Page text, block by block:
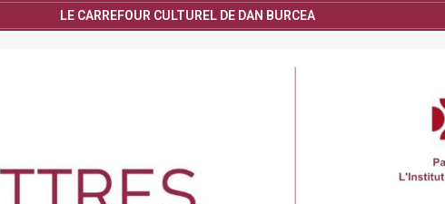
LE CARREFOUR CULTUREL DE DAN BURCEA